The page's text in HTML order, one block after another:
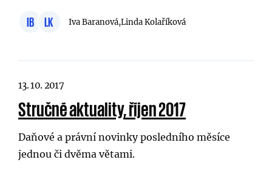
IB LK Iva Baranová,Linda Kolaříková
13. 10. 2017
Stručné aktuality, říjen 2017
Daňové a právní novinky posledního měsíce
jednou či dvěma větami.